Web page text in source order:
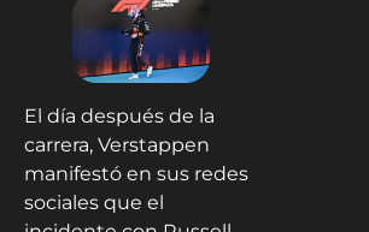
El día después de la
carrera, Verstappen
manifestó en sus redes
sociales que el